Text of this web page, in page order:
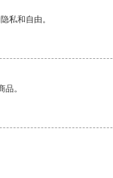
私和自由。
。